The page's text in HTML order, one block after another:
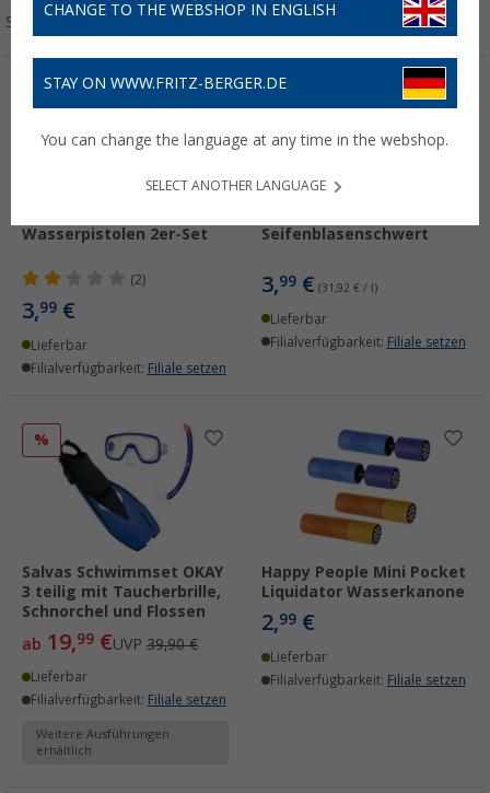
Sortieren:
Wasserpistolen 2er-Set
(2)
3,99 €
Lieferbar
Filialverfügbarkeit: Filiale setzen
Seifenblasenschwert
3,99 € (31,92 € / l)
Lieferbar
Filialverfügbarkeit: Filiale setzen
%
Salvas Schwimmset OKAY
3 teilig mit Taucherbrille,
Schnorchel und Flossen
ab 19,99 €UVP 39,90 €
Lieferbar
Filialverfügbarkeit: Filiale setzen
Weitere Ausführungen
erhältlich
Happy People Mini Pocket
Liquidator Wasserkanone
2,99 €
Lieferbar
Filialverfügbarkeit: Filiale setzen
CHANGE TO THE WEBSHOP IN ENGLISH
STAY ON WWW.FRITZ-BERGER.DE
You can change the language at any time in the webshop.
SELECT ANOTHER LANGUAGE